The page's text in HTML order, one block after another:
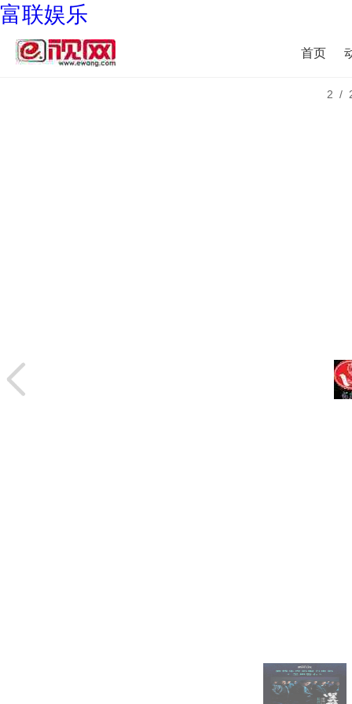
富联娱乐
首页
2/